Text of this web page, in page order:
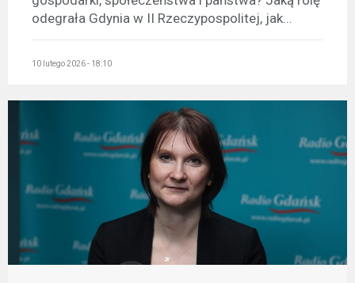
odegrała Gdynia w II Rzeczypospolitej, jak...
10 lutego 2026 - 18:10